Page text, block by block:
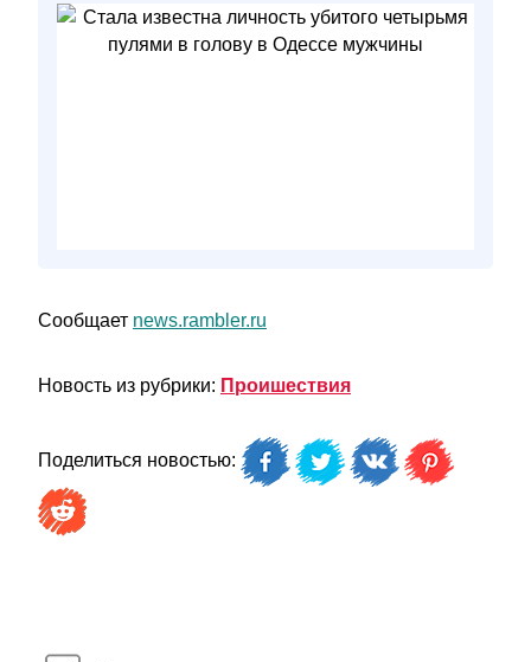
Сообщает news.rambler.ru
Новость из рубрики: Проишествия
Поделиться новостью: